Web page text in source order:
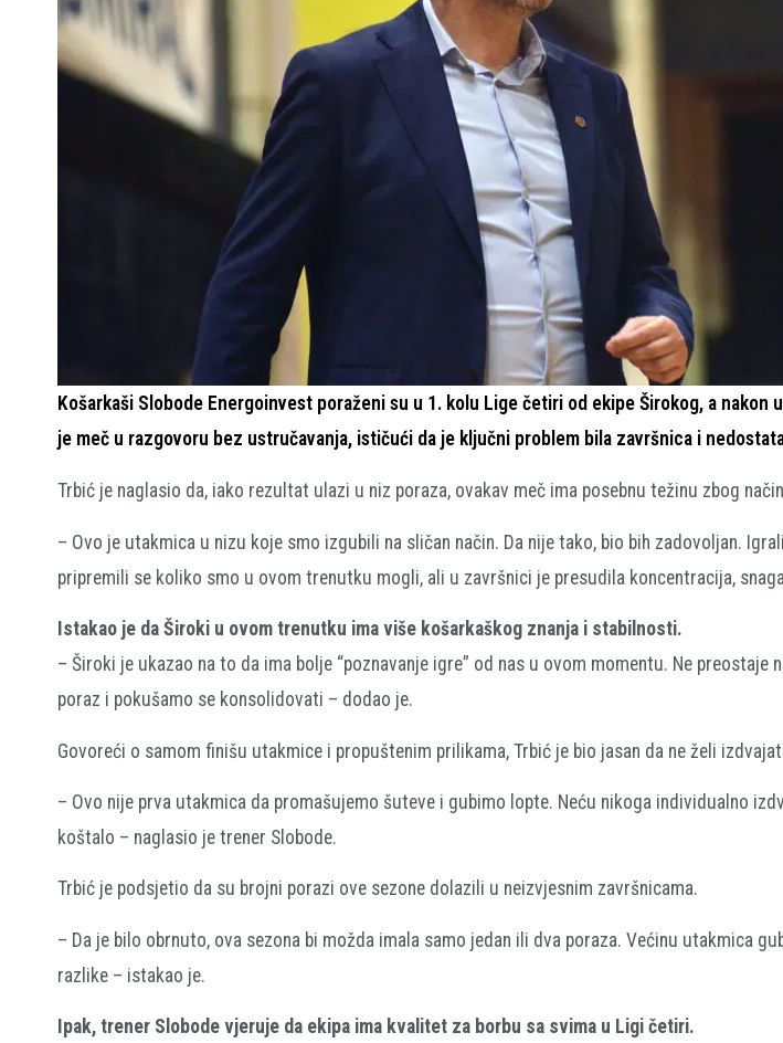
Košarkaši Slobode Energoinvest poraženi su u 1. kolu Lige četiri od ekipe Širokog, a
je meč u razgovoru bez ustručavanja, ističući da je ključni problem bila završnica i
Trbić je naglasio da, iako rezultat ulazi u niz poraza, ovakav meč ima posebnu težinu zbog
– Ovo je utakmica u nizu koje smo izgubili na sličan način. Da nije tako, bio bih zadovoljan.
pripremili se koliko smo u ovom trenutku mogli, ali u završnici je presudila koncentracija,
Istakao je da Široki u ovom trenutku ima više košarkaškog znanja i stabilnosti.
– Široki je ukazao na to da ima bolje “poznavanje igre” od nas u ovom momentu. Ne preostaje
poraz i pokušamo se konsolidovati – dodao je.
Govoreći o samom finišu utakmice i propuštenim prilikama, Trbić je bio jasan da ne želi
– Ovo nije prva utakmica da promašujemo šuteve i gubimo lopte. Neću nikoga individualno
koštalo – naglasio je trener Slobode.
Trbić je podsjetio da su brojni porazi ove sezone dolazili u neizvjesnim završnicama.
– Da je bilo obrnuto, ova sezona bi možda imala samo jedan ili dva poraza. Većinu utakmica
razlike – istakao je.
Ipak, trener Slobode vjeruje da ekipa ima kvalitet za borbu sa svima u Ligi četiri.